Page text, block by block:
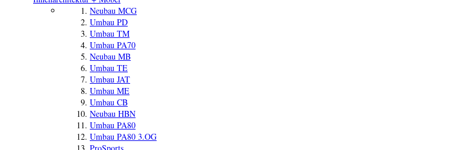
Neubau MCG
Umbau PD
Umbau TM
Umbau PA70
Neubau MB
Umbau TE
Umbau JAT
Umbau ME
Umbau CB
Neubau HBN
Umbau PA80
Umbau PA80 3.OG